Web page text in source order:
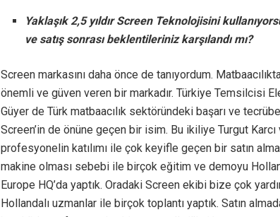
Yaklaşık 2,5 yıldır Screen Teknolojisini
ve satış sonrası beklentileriniz karşılandı mı?
Screen markasını daha önce de tanıyordum.
önemli ve güven veren bir markadır. Türkiye Temsilcisi
Güyer de Türk matbaacılık sektöründeki başarı ve
Screen’in de önüne geçen bir isim. Bu ikiliye Turgut
profesyonelin katılımı ile çok keyifle geçen bir satın
makine olması sebebi ile birçok eğitim ve demoyu
Europe HQ’da yaptık. Oradaki Screen ekibi bize çok
Hollandalı uzmanlar ile birçok toplantı yaptık. Satın